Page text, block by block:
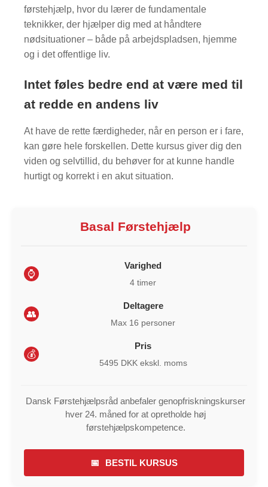
førstehjælp, hvor du lærer de fundamentale
teknikker, der hjælper dig med at håndtere
nødsituationer – både på arbejdspladsen, hjemme
og i det offentlige liv.
Intet føles bedre end at være med til
at redde en andens liv
At have de rette færdigheder, når en person er i fare,
kan gøre hele forskellen. Dette kursus giver dig den
viden og selvtillid, du behøver for at kunne handle
hurtigt og korrekt i en akut situation.
Basal Førstehjælp
⌚
Varighed
4 timer
👥
Deltagere
Max 16 personer
💰
Pris
5495 DKK ekskl. moms
Dansk Førstehjælpsråd anbefaler genopfriskningskurser
hver 24. måned for at opretholde høj
førstehjælpskompetence.
📅 BESTIL KURSUS